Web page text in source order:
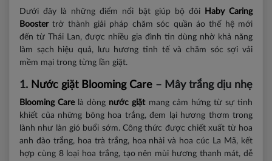
Dưới đây là những điểm nổi bật giúp bộ đôi
Haby Caring
Boostertrở thành giải pháp chăm sóc quần áo thế hệ mới
đến từ Thái Lan, được nhiều gia đình tin dùng nhờ khả năng
làm sạch hiệu quả, lưu hương tinh tế và chăm sóc sợi vải
mềm mại trong từng lần giặt.
1. Nước giặt Blooming Care – Mây trắng dịu nhẹ
Blooming Carelà dòng nước giặtmang cảm hứng từ sự tinh
khiết của những bông hoa trắng, đem lại hương thơm trong
lành như làn gió buổi sớm. Công thức được chiết xuất từ hoa
anh đào trắng, hoa trà trắng, hoa nhài và hoa cúc La Mã, kết
hợp cùng 8 loại hoa trắng, tạo nên mùi hương thanh mát, dễ